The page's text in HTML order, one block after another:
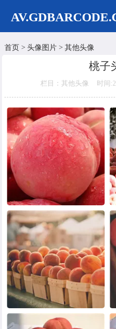
首页
女生头像
美女头像
男生头像
明星头像
卡通动漫
黑白头像
其他头像
首页> 头像图片> 其他头像
桃子
栏目：其他头像 时间